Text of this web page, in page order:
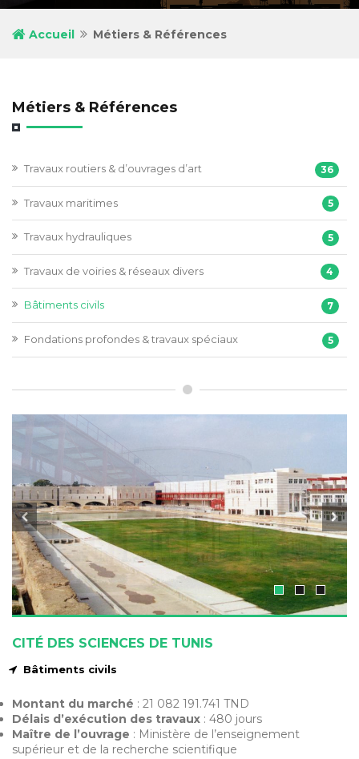
Accueil Métiers & Références
Métiers & Références
Travaux routiers & d’ouvrages d’art 36
Travaux maritimes 5
Travaux hydrauliques 5
Travaux de voiries & réseaux divers 4
Bâtiments civils 7
Fondations profondes & travaux spéciaux 5
CITÉ DES SCIENCES DE TUNIS
Bâtiments civils
Montant du marché : 21 082 191.741 TND
Délais d’exécution des travaux : 480 jours
Maître de l’ouvrage : Ministère de l’enseignement
supérieur et de la recherche scientifique